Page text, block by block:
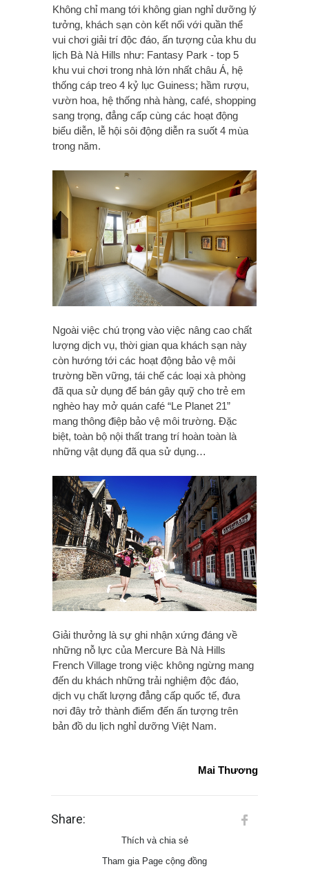
Không chỉ mang tới không gian nghỉ dưỡng lý
tưởng, khách sạn còn kết nối với quần thể
vui chơi giải trí độc đáo, ấn tượng của khu du
lịch Bà Nà Hills như: Fantasy Park - top 5
khu vui chơi trong nhà lớn nhất châu Á, hệ
thống cáp treo 4 kỷ lục Guiness; hầm rượu,
vườn hoa, hệ thống nhà hàng, café, shopping
sang trọng, đẳng cấp cùng các hoạt động
biểu diễn, lễ hội sôi động diễn ra suốt 4 mùa
trong năm.
Ngoài việc chú trọng vào việc nâng cao chất
lượng dịch vụ, thời gian qua khách sạn này
còn hướng tới các hoạt động bảo vệ môi
trường bền vững, tái chế các loại xà phòng
đã qua sử dụng để bán gây quỹ cho trẻ em
nghèo hay mở quán café “Le Planet 21”
mang thông điệp bảo vệ môi trường. Đặc
biệt, toàn bộ nội thất trang trí hoàn toàn là
những vật dụng đã qua sử dụng…
Giải thưởng là sự ghi nhận xứng đáng về
những nỗ lực của Mercure Bà Nà Hills
French Village trong việc không ngừng mang
đến du khách những trải nghiệm độc đáo,
dịch vụ chất lượng đẳng cấp quốc tế, đưa
nơi đây trở thành điểm đến ấn tượng trên
bản đồ du lịch nghỉ dưỡng Việt Nam.
Mai Thương
Share:
Thích và chia sẻ
Tham gia Page cộng đồng